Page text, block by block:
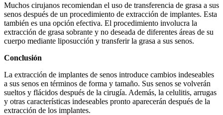
Muchos cirujanos recomiendan el uso de transferencia de grasa a sus
senos después de un procedimiento de extracción de implantes. Esta
también es una opción efectiva. El procedimiento involucra la
extracción de grasa sobrante y no deseada de diferentes áreas de su
cuerpo mediante liposucción y transferir la grasa a sus senos.
Conclusión
La extracción de implantes de senos introduce cambios indeseables
a sus senos en términos de forma y tamaño. Sus senos se volverán
sueltos y flácidos después de la cirugía. Además, la celulitis, arrugas
y otras características indeseables pronto aparecerán después de la
extracción de los implantes.